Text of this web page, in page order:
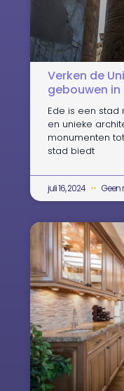
Verken de
gebouwen in
Ede is een stad
en unieke
monumenten
stad biedt
juli 16, 2024 Geen